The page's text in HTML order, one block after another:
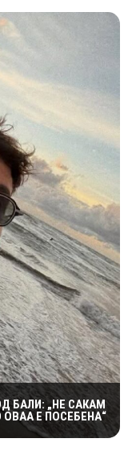
БАЛИ: „НЕ САКАМ
Е ПОСЕБЕНА“